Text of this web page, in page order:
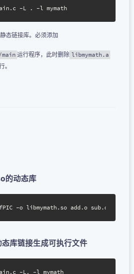
-L . -l mymath
态链接库。必须添加
运行程序，此时删除 libmymath.a
的动态库
-o libmymath.so add.o sub.o
库链接生成可执行文件
-L. -l mymath